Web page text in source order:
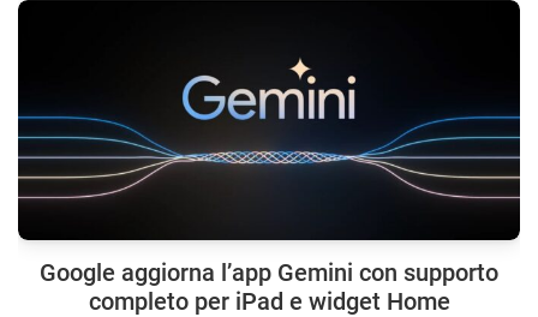
Google aggiorna l’app Gemini con supporto
completo per iPad e widget Home